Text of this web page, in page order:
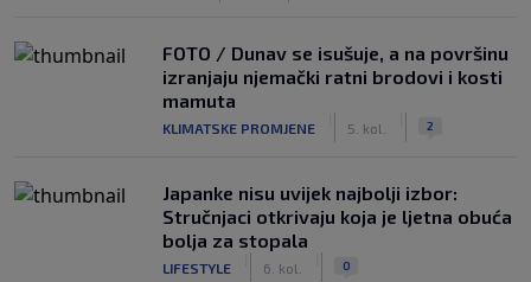
FOTO / Dunav se isušuje, a na površinu
izranjaju njemački ratni brodovi i kosti
mamuta
KLIMATSKE PROMJENE 5. kol. 2
Japanke nisu uvijek najbolji izbor:
Stručnjaci otkrivaju koja je ljetna obuća
bolja za stopala
LIFESTYLE 6. kol. 0